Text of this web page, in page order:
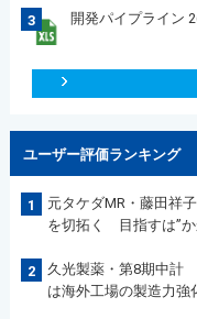
3 開発パイプライン
ユーザー評価ランキング
1
元タケダMR・藤田祥
を切拓く 目指すは”か
2
久光製薬・第8期中計
は海外工場の製造力強